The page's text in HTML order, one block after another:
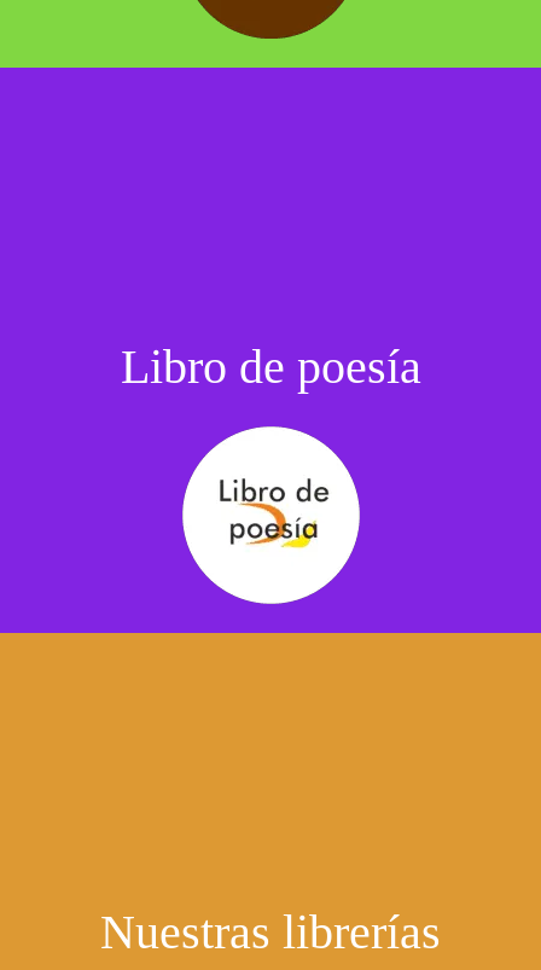
Libro de poesía
Nuestras librerías